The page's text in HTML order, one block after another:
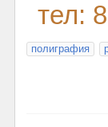
тел:
полиграфия